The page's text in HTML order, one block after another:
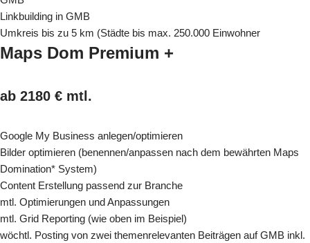
Linkbuilding in GMB
Umkreis bis zu 5 km (Städte bis max. 250.000 Einwohner
Maps Dom Premium +
ab 2180 € mtl.
Google My Business anlegen/optimieren
Bilder optimieren (benennen/anpassen nach dem bewährten Maps
Domination* System)
Content Erstellung passend zur Branche
mtl. Optimierungen und Anpassungen
mtl. Grid Reporting (wie oben im Beispiel)
wöchtl. Posting von zwei themenrelevanten Beiträgen auf GMB inkl.